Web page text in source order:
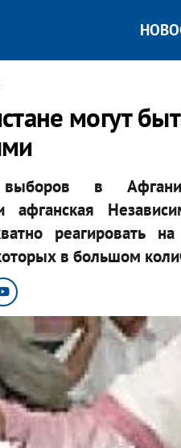
могут
выборов в
афганская
реагировать
в большом